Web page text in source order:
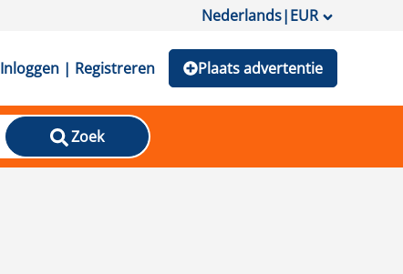
Nederlands|EUR
Inloggen | Registreren Plaats advertentie
Zoek